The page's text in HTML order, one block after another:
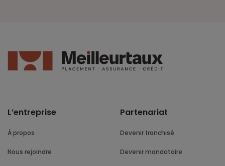
L’entreprise
À propos
Nous rejoindre
Partenariat
Devenir franchisé
Devenir mandataire